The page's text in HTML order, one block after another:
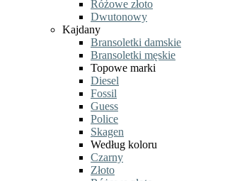
Różowe złoto
Dwutonowy
Kajdany
Bransoletki damskie
Bransoletki męskie
Topowe marki
Diesel
Fossil
Guess
Police
Skagen
Według koloru
Czarny
Złoto